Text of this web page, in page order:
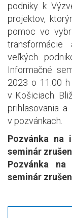
podniky k
projektov,
pomoc vo
veľkých
Informačné
2023 o 11.00
v Košiciach.
prihlasovania
v pozvánkach.
Pozvánka na
seminár
Pozvánka
seminár